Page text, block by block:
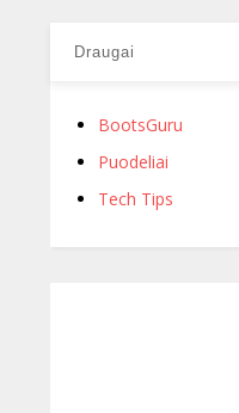
Draugai
BootsGuru
Puodeliai
Tech Tips